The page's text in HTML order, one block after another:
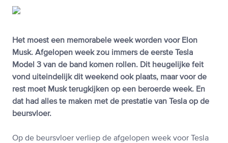
Het moest een memorabele week worden voor Elon
Musk. Afgelopen week zou immers de eerste Tesla
Model 3 van de band komen rollen. Dit heugelijke feit
vond uiteindelijk dit weekend ook plaats, maar voor de
rest moet Musk terugkijken op een beroerde week. En
dat had alles te maken met de prestatie van Tesla op de
beursvloer.
Op de beursvloer verliep de afgelopen week voor Tesla